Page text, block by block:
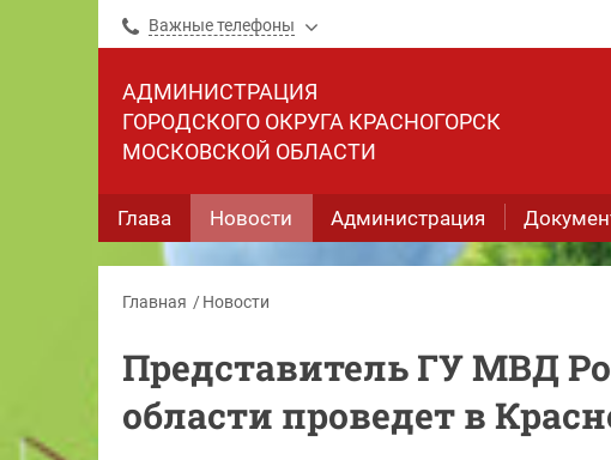
Важные телефоны
АДМИНИСТРАЦИЯ
ГОРОДСКОГО ОКРУГА КРАСНОГОРСК
МОСКОВСКОЙ ОБЛАСТИ
Глава Новости Администрация
Главная Новости
Представитель ГУ МВД
области проведет в